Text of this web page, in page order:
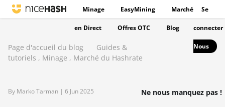
Minage EasyMining Marché
en Direct Offres OTC Blog
Se
connecter
Nous
Page d'accueil du blog
Guides &
tutoriels , Minage , Marché du Hashrate
By Marko Tarman | 6 Jun 2025 Ne nous manquez pas !